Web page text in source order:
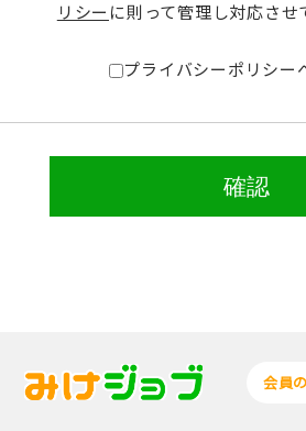
リシー に則って管理し対応させ
プライバシーポリシー
会員